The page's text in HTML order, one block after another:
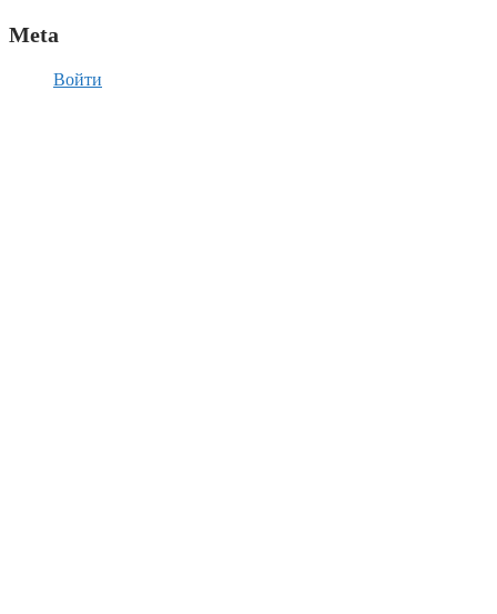
Meta
Войти